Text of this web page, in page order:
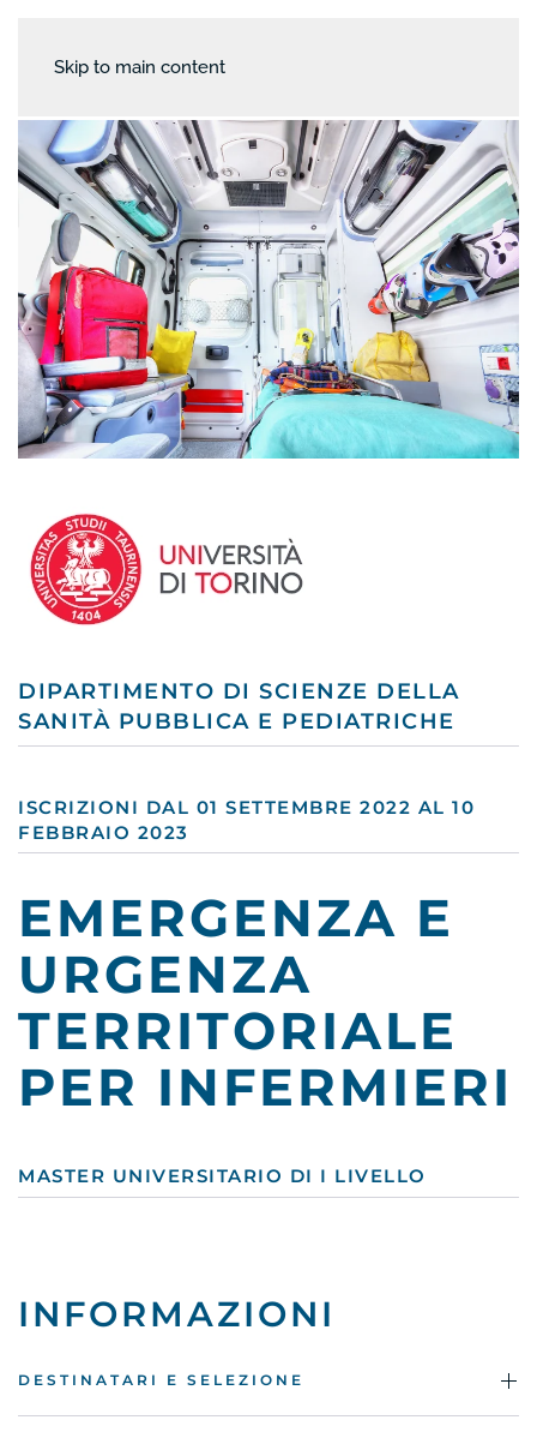
Skip to main content
DIPARTIMENTO DI SCIENZE DELLA
SANITÀ PUBBLICA E PEDIATRICHE
ISCRIZIONI DAL 01 SETTEMBRE 2022 AL 10
FEBBRAIO 2023
EMERGENZA E
URGENZA
TERRITORIALE
PER INFERMIERI
MASTER UNIVERSITARIO DI I LIVELLO
INFORMAZIONI
DESTINATARI E SELEZIONE